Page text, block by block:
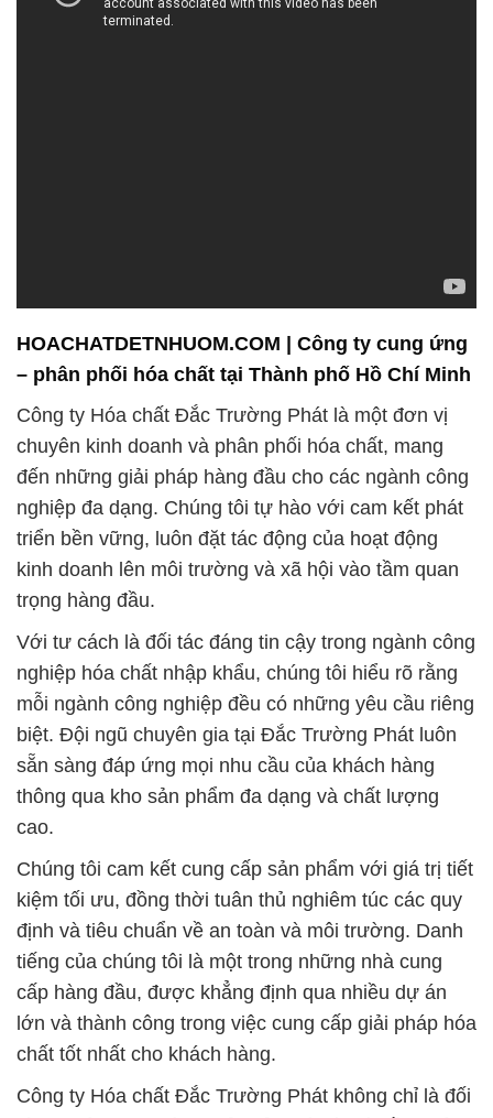
HOACHATDETNHUOM.COM | Công ty cung ứng
– phân phối hóa chất tại Thành phố Hồ Chí Minh
Công ty Hóa chất Đắc Trường Phát là một đơn vị
chuyên kinh doanh và phân phối hóa chất, mang
đến những giải pháp hàng đầu cho các ngành công
nghiệp đa dạng. Chúng tôi tự hào với cam kết phát
triển bền vững, luôn đặt tác động của hoạt động
kinh doanh lên môi trường và xã hội vào tầm quan
trọng hàng đầu.
Với tư cách là đối tác đáng tin cậy trong ngành công
nghiệp hóa chất nhập khẩu, chúng tôi hiểu rõ rằng
mỗi ngành công nghiệp đều có những yêu cầu riêng
biệt. Đội ngũ chuyên gia tại Đắc Trường Phát luôn
sẵn sàng đáp ứng mọi nhu cầu của khách hàng
thông qua kho sản phẩm đa dạng và chất lượng
cao.
Chúng tôi cam kết cung cấp sản phẩm với giá trị tiết
kiệm tối ưu, đồng thời tuân thủ nghiêm túc các quy
định và tiêu chuẩn về an toàn và môi trường. Danh
tiếng của chúng tôi là một trong những nhà cung
cấp hàng đầu, được khẳng định qua nhiều dự án
lớn và thành công trong việc cung cấp giải pháp hóa
chất tốt nhất cho khách hàng.
Công ty Hóa chất Đắc Trường Phát không chỉ là đối